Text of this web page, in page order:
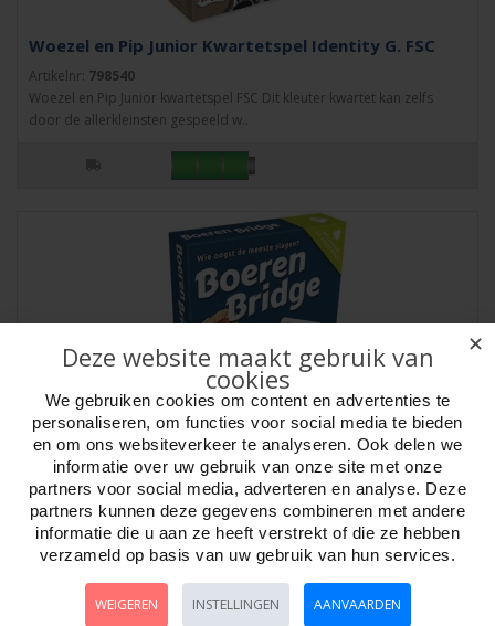
Woezel en Pip Junior Kwartetspel Identity G. FSC
Artikelnr: 798540
Woezel en Pip Junior kwartetspel FSC Dit kleuter kwartet kan zelfs
door de allerkleinsten gespeeld w..
BoerenBridge kaartspel Identity Games
Artikelnr:798861
BoerenBridge kaartspel Welke boer voorspelt het best zijn slagen?
Boerenbridge is een eenvoudig kaar..
✕
Deze website maakt gebruik van
cookies
We gebruiken cookies om content en advertenties te
personaliseren, om functies voor social media te bieden
en om ons websiteverkeer te analyseren. Ook delen we
informatie over uw gebruik van onze site met onze
partners voor social media, adverteren en analyse. Deze
partners kunnen deze gegevens combineren met andere
informatie die u aan ze heeft verstrekt of die ze hebben
verzameld op basis van uw gebruik van hun services.
WEIGEREN INSTELLINGEN AANVAARDEN